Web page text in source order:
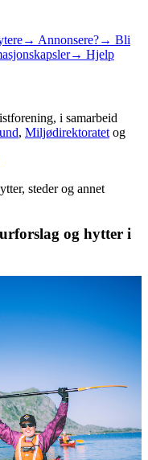
→ Annonsere?→ Bli
→ Hjelp
i samarbeid
, Miljødirektoratet og
steder og annet
og hytter i